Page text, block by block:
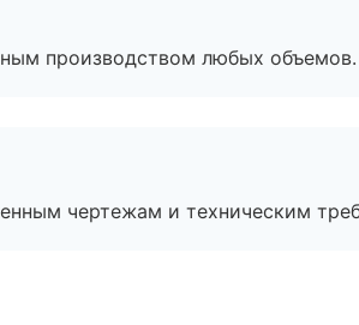
производством любых объемов.
чертежам и техническим